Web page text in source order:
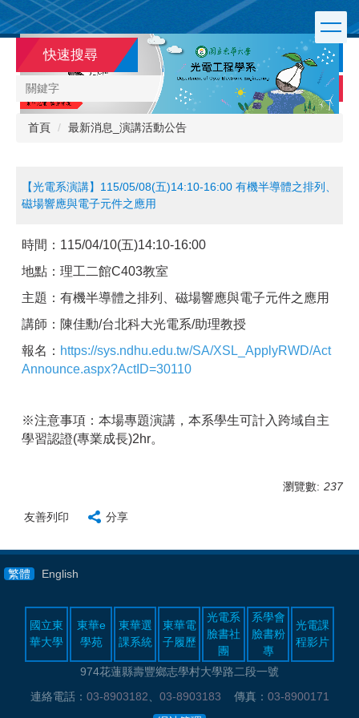
跳
到
快速搜尋
搜尋
首頁 最新消息_演講活動公告
【光電系演講】115/05/08(五)14:10-16:00 有機半導體之排列、
磁場響應與電子元件之應用
時間： 115/04/10(五)14:10-16:00
地點：理工二館C403教室
主題：有機半導體之排列、磁場響應與電子元件之應用
講師：陳佳勳/台北科大光電系/助理教授
報名： https://sys.ndhu.edu.tw/SA/XSL_ApplyRWD/Act
Announce.aspx?ActID=30110
※注意事項：本場專題演講，本系學生可計入跨域自主
學習認證(專業成長)2hr。
瀏覽數: 237
友善列印 分享
繁體 English
國立東
華大學
東華e
學苑
東華選
課系統
東華電
子履歷
光電系
臉書社
團
系學會
臉書粉
專
光電課
程影片
974花蓮縣壽豐鄉志學村大學路二段一號
連絡電話： 03-8903182、 03-8903183 傳真： 03-8900171